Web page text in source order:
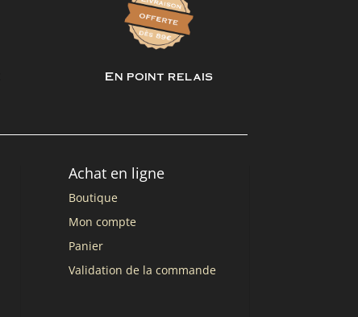
En point relais
Achat en ligne
Boutique
Mon compte
Panier
Validation de la commande